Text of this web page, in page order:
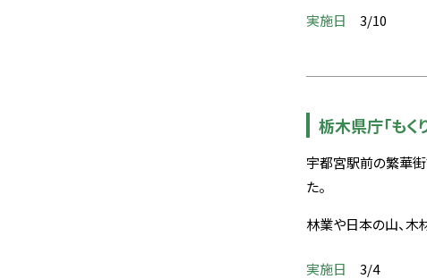
実施日 3/10
栃木県庁「もく
宇都宮駅前の繁華街
た。
林業や日本の山、木
実施日 3/4